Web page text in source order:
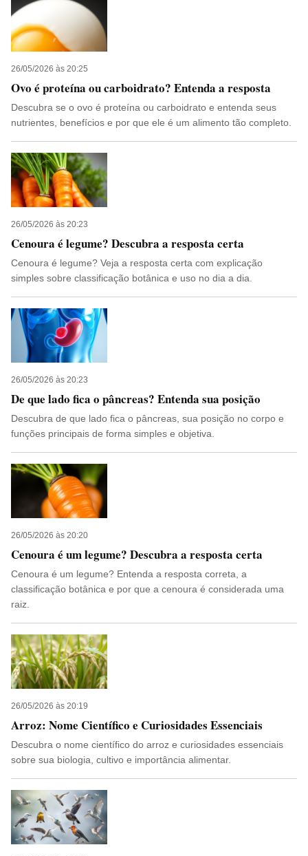
26/05/2026 às 20:25
Ovo é proteína ou carboidrato? Entenda a resposta
Descubra se o ovo é proteína ou carboidrato e entenda seus
nutrientes, benefícios e por que ele é um alimento tão completo.
26/05/2026 às 20:23
Cenoura é legume? Descubra a resposta certa
Cenoura é legume? Veja a resposta certa com explicação
simples sobre classificação botânica e uso no dia a dia.
26/05/2026 às 20:23
De que lado fica o pâncreas? Entenda sua posição
Descubra de que lado fica o pâncreas, sua posição no corpo e
funções principais de forma simples e objetiva.
26/05/2026 às 20:20
Cenoura é um legume? Descubra a resposta certa
Cenoura é um legume? Entenda a resposta correta, a
classificação botânica e por que a cenoura é considerada uma
raiz.
26/05/2026 às 20:19
Arroz: Nome Científico e Curiosidades Essenciais
Descubra o nome científico do arroz e curiosidades essenciais
sobre sua biologia, cultivo e importância alimentar.